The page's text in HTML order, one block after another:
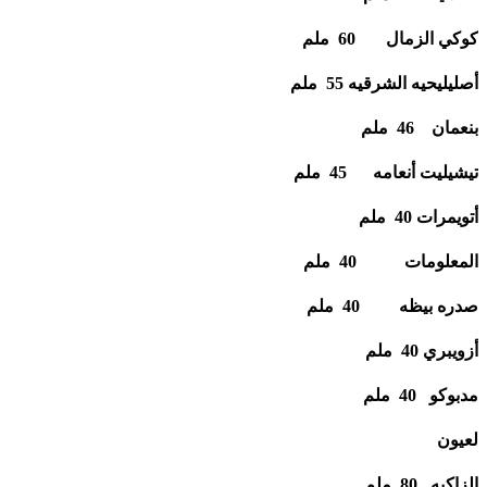
كوكي الزمال 60 ملم
أصليليحيه الشرقيه 55 ملم
بنعمان 46 ملم
تيشيليت أنعامه 45 ملم
أتويمرات 40 ملم
المعلومات 40 ملم
صدره بيظه 40 ملم
أزويبري 40 ملم
مدبوكو 40 ملم
لعيون